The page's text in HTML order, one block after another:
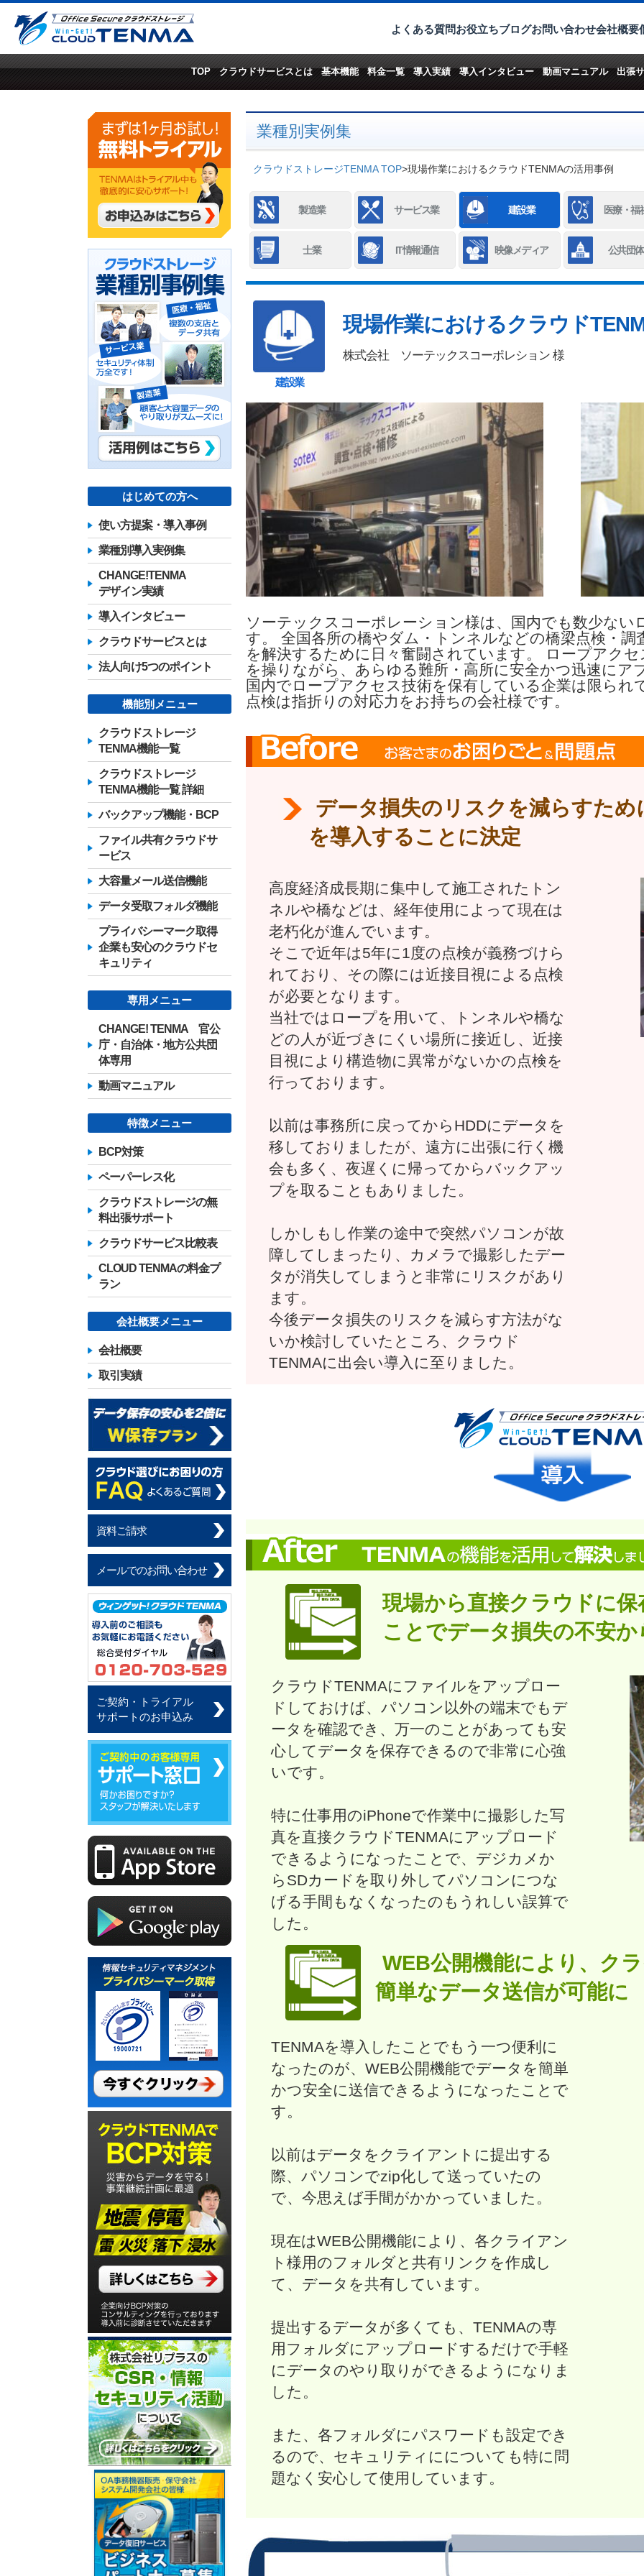
よくある質問お役立ちブログお問い合わせ会社概要
TOP クラウドサービスとは 基本機能 料金一覧 導入実績 導入インタビュー 動画マニュアル 出張
業種別実例集
クラウドストレージTENMA TOP>現場作業におけるクラウドTENMAの活用事例
製造業 サービス業 建設業 医療・福
士業 IT情報通信 映像メディア 公共団体
建設業
現場作業におけるクラウド
株式会社 ソーテックスコーポレション 様
ソーテックスコーポレーション様は、国内でも数少ない
す。 全国各所の橋やダム・トンネルなどの橋梁点検・
を解決するために日々奮闘されています。 ロープアク
を操りながら、あらゆる難所・高所に安全かつ迅速にア
国内でロープアクセス技術を保有している企業は限られ
点検は指折りの対応力をお持ちの会社様です。
データ損失のリスクを減らすた
を導入することに決定
高度経済成長期に集中して施工されたトン
ネルや橋などは、経年使用によって現在は
老朽化が進んでいます。
そこで近年は5年に1度の点検が義務づけら
れており、その際には近接目視による点検
が必要となります。
当社ではロープを用いて、トンネルや橋な
どの人が近づきにくい場所に接近し、近接
目視により構造物に異常がないかの点検を
行っております。
以前は事務所に戻ってからHDDにデータを
移しておりましたが、遠方に出張に行く機
会も多く、夜遅くに帰ってからバックアッ
プを取ることもありました。
しかしもし作業の途中で突然パソコンが故
障してしまったり、カメラで撮影したデー
タが消失してしまうと非常にリスクがあり
ます。
今後データ損失のリスクを減らす方法がな
いか検討していたところ、クラウド
TENMAに出会い導入に至りました。
現場から直接クラウドに
ことでデータ損失の不安か
クラウドTENMAにファイルをアップロー
ドしておけば、パソコン以外の端末でもデ
ータを確認でき、万一のことがあっても安
心してデータを保存できるので非常に心強
いです。
特に仕事用のiPhoneで作業中に撮影した写
真を直接クラウドTENMAにアップロード
できるようになったことで、デジカメか
らSDカードを取り外してパソコンにつな
げる手間もなくなったのもうれしい誤算で
した。
WEB公開機能により、ク
簡単なデータ送信が可能に
TENMAを導入したことでもう一つ便利に
なったのが、WEB公開機能でデータを簡単
かつ安全に送信できるようになったことで
す。
以前はデータをクライアントに提出する
際、パソコンでzip化して送っていたの
で、今思えば手間がかかっていました。
現在はWEB公開機能により、各クライアン
ト様用のフォルダと共有リンクを作成し
て、データを共有しています。
提出するデータが多くても、TENMAの専
用フォルダにアップロードするだけで手軽
にデータのやり取りができるようになりま
した。
また、各フォルダにパスワードも設定でき
るので、セキュリティにについても特に問
題なく安心して使用しています。
はじめての方へ
使い方提案・導入事例
業種別導入実例集
CHANGE!TENMA
デザイン実績
導入インタビュー
クラウドサービスとは
法人向け5つのポイント
機能別メニュー
クラウドストレージ
TENMA機能一覧
クラウドストレージ
TENMA機能一覧 詳細
バックアップ機能・BCP
ファイル共有クラウドサ
ービス
大容量メール送信機能
データ受取フォルダ機能
プライバシーマーク取得
企業も安心のクラウドセ
キュリティ
専用メニュー
CHANGE! TENMA 官公
庁・自治体・地方公共団
体専用
動画マニュアル
特徴メニュー
BCP対策
ペーパーレス化
クラウドストレージの無
料出張サポート
クラウドサービス比較表
CLOUD TENMAの料金プ
ラン
会社概要メニュー
会社概要
取引実績
資料ご請求
メールでのお問い合わせ
ご契約・トライアル
サポートのお申込み